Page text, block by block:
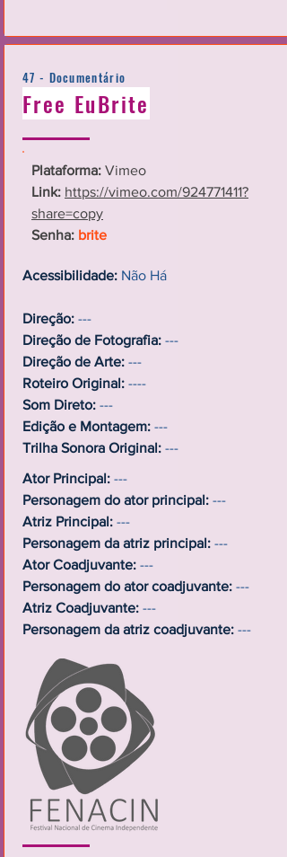
47 - Documentário
Free EuBrite
Plataforma: Vimeo
Link: https://vimeo.com/924771411?
share=copy
Senha: brite
Acessibilidade: Não Há
Direção: ---
Direção de Fotografia: ---
Direção de Arte: ---
Roteiro Original: ----
Som Direto: ---
Edição e Montagem: ---
Trilha Sonora Original: ---
Ator Principal: ---
Personagem do ator principal: ---
Atriz Principal: ---
Personagem da atriz principal: ---
Ator Coadjuvante: ---
Personagem do ator coadjuvante: ---
Atriz Coadjuvante: ---
Personagem da atriz coadjuvante: ---